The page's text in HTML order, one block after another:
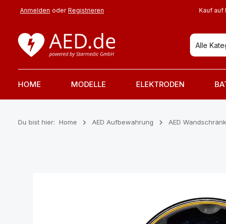
Hauptinhalt springen
Zur Suche springen
Zur Hauptnavigation springen
Anmelden oder Registrieren Kauf auf
Alle
HOME MODELLE ELEKTRODEN
Du bist hier: Home AED Aufbewahrung AED